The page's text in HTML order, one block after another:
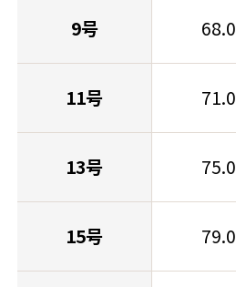
9号 68.0
11号 71.0
13号 75.0
15号 79.0